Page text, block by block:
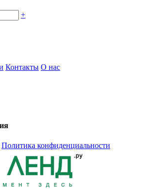
+
Контакты О нас
Политика конфиденциальности